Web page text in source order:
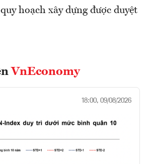
hoạch xây dựng được duyệt
VnEconomy
18:00, 09/08/2026